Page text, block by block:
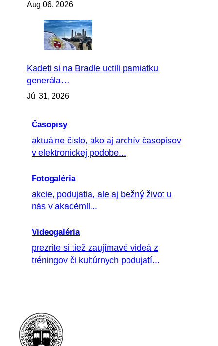
Aug 06, 2026
Kadeti si na Bradle uctili pamiatku
generála…
Júl 31, 2026
Časopisy
aktuálne číslo, ako aj archív časopisov
v elektronickej podobe...
Fotogaléria
akcie, podujatia, ale aj bežný život u
nás v akadémii...
Videogaléria
prezrite si tiež zaujímavé videá z
tréningov či kultúrnych podujatí...